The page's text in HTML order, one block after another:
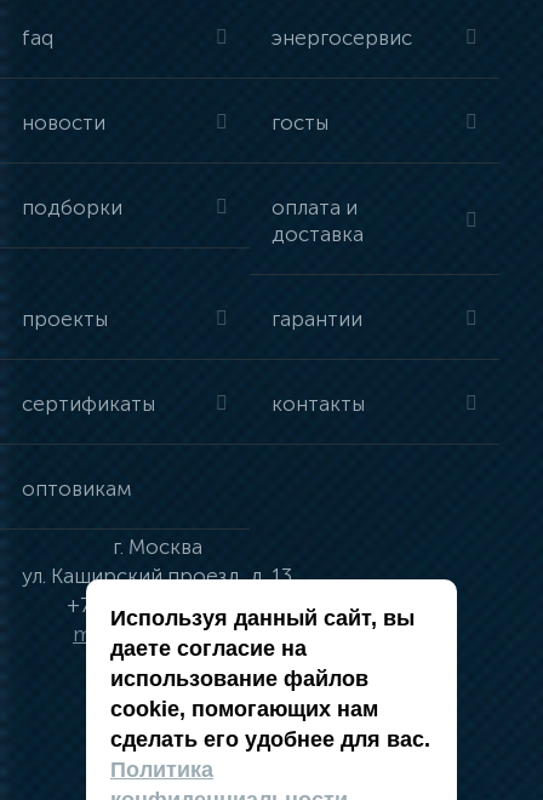
faq энергосервис
новости госты
подборки
оплата и
доставка
проекты гарантии
сертификаты контакты
оптовикам
г. Москва
ул. Каширский проезд, д. 13
+7 (495) 134-41-83
moskva@vincci.ru
политика в отношении обработки
персональных данных
Используя данный сайт, вы
даете согласие на
использование файлов
cookie, помогающих нам
сделать его удобнее для вас.
Политика